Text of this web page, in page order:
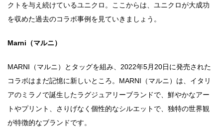
クトを与え続けているユニクロ。ここからは、ユニクロが大成功
を収めた過去のコラボ事例を見ていきましょう。
Marni（マルニ）
MARNI（マルニ）とタッグを組み、2022年5月20日に発売された
コラボはまだ記憶に新しいところ。MARNI（マルニ）は、イタリ
アのミラノで誕生したラグジュアリーブランドで、鮮やかなアー
トやプリント、さりげなく個性的なシルエットで、独特の世界観
が特徴的なブランドです。